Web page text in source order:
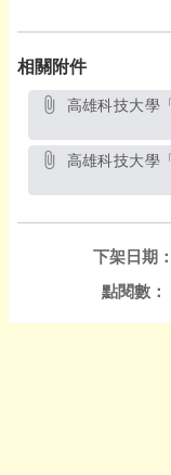
相關附件
下架日期：
點閱數：